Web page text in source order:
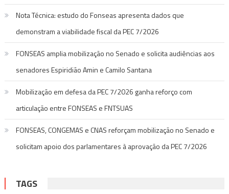
Nota Técnica: estudo do Fonseas apresenta dados que
demonstram a viabilidade fiscal da PEC 7/2026
FONSEAS amplia mobilização no Senado e solicita audiências aos
senadores Espiridião Amin e Camilo Santana
Mobilização em defesa da PEC 7/2026 ganha reforço com
articulação entre FONSEAS e FNTSUAS
FONSEAS, CONGEMAS e CNAS reforçam mobilização no Senado e
solicitam apoio dos parlamentares à aprovação da PEC 7/2026
TAGS